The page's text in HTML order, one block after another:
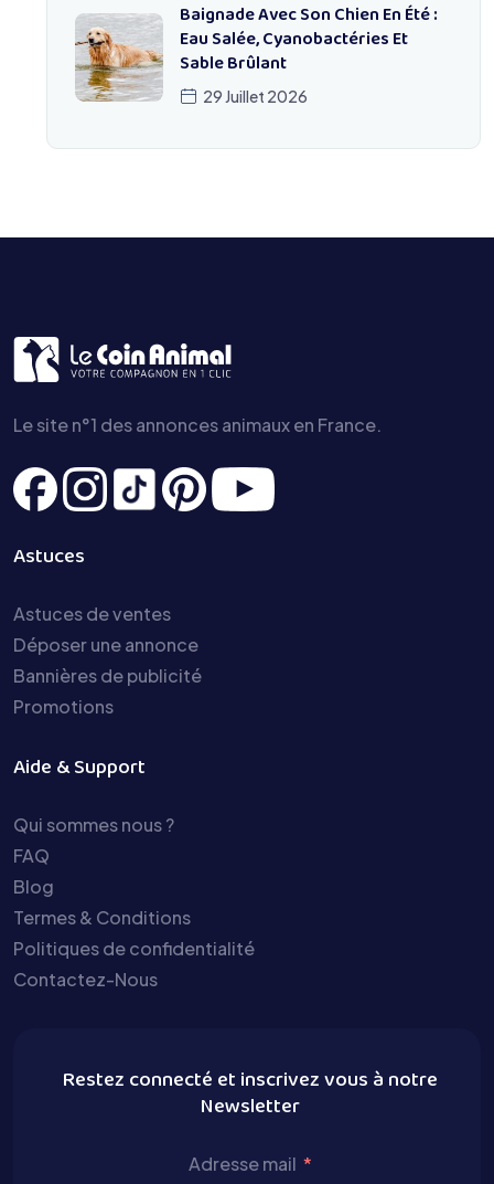
Baignade Avec Son Chien En Été :
Eau Salée, Cyanobactéries Et
Sable Brûlant
29 Juillet 2026
Le site n°1 des annonces animaux en France.
Astuces
Astuces de ventes
Déposer une annonce
Bannières de publicité
Promotions
Aide & Support
Qui sommes nous ?
FAQ
Blog
Termes & Conditions
Politiques de confidentialité
Contactez-Nous
Restez connecté et inscrivez vous à notre
Newsletter
Adresse mail